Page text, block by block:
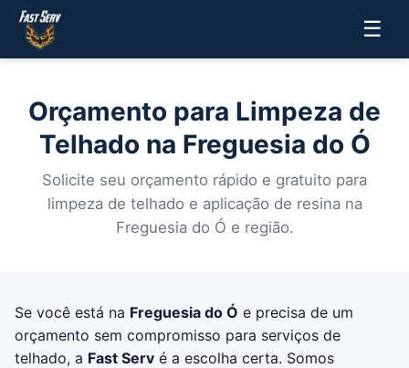
☰
Orçamento para Limpeza de
Telhado na Freguesia do Ó
Solicite seu orçamento rápido e gratuito para
limpeza de telhado e aplicação de resina na
Freguesia do Ó e região.
Se você está na Freguesia do Ó e precisa de um
orçamento sem compromisso para serviços de
telhado, a Fast Serv é a escolha certa. Somos